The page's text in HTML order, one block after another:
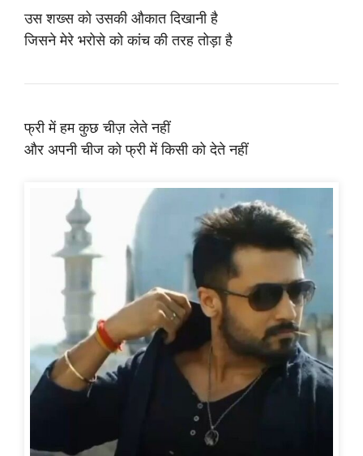
उस शख्स को उसकी औकात दिखानी है
जिसने मेरे भरोसे को कांच की तरह तोड़ा है
फ्री में हम कुछ चीज़ लेते नहीं
और अपनी चीज को फ्री में किसी को देते नहीं